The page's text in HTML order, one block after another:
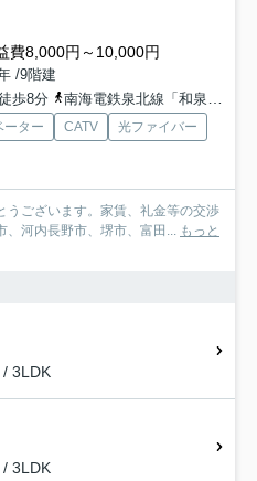
費8,000円～10,000円
/9階建
歩8分
南海電鉄泉北線「和泉中央」駅 徒歩26分
ーター CATV
光ファイバー
うございます。家賃、礼金等の交渉
、河内長野市、堺市、富田... もっと
3LDK
3LDK